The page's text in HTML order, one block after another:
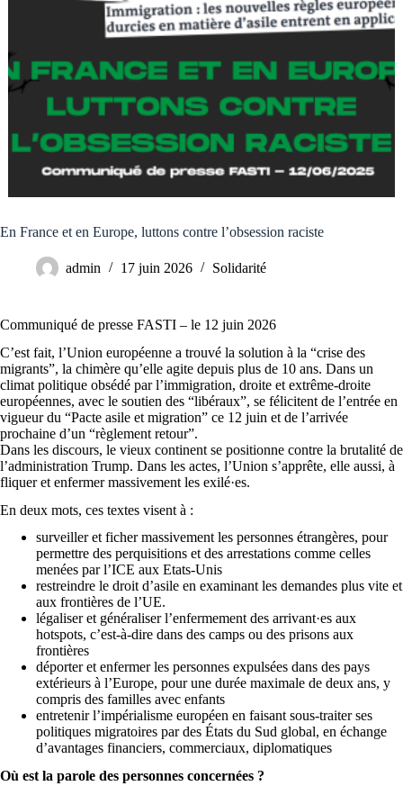
En France et en Europe, luttons contre l’obsession raciste
admin 17 juin 2026 Solidarité
Communiqué de presse FASTI – le 12 juin 2026
C’est fait, l’Union européenne a trouvé la solution à la “crise des
migrants”, la chimère qu’elle agite depuis plus de 10 ans. Dans un
climat politique obsédé par l’immigration, droite et extrême-droite
européennes, avec le soutien des “libéraux”, se félicitent de l’entrée en
vigueur du “Pacte asile et migration” ce 12 juin et de l’arrivée
prochaine d’un “règlement retour”.
Dans les discours, le vieux continent se positionne contre la brutalité de
l’administration Trump. Dans les actes, l’Union s’apprête, elle aussi, à
fliquer et enfermer massivement les exilé·es.
En deux mots, ces textes visent à :
surveiller et ficher massivement les personnes étrangères, pour
permettre des perquisitions et des arrestations comme celles
menées par l’ICE aux Etats-Unis
restreindre le droit d’asile en examinant les demandes plus vite et
aux frontières de l’UE.
légaliser et généraliser l’enfermement des arrivant·es aux
hotspots, c’est-à-dire dans des camps ou des prisons aux
frontières
déporter et enfermer les personnes expulsées dans des pays
extérieurs à l’Europe, pour une durée maximale de deux ans, y
compris des familles avec enfants
entretenir l’impérialisme européen en faisant sous-traiter ses
politiques migratoires par des États du Sud global, en échange
d’avantages financiers, commerciaux, diplomatiques
Où est la parole des personnes concernées ?